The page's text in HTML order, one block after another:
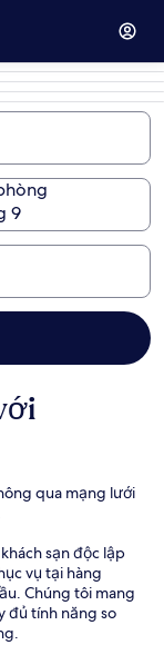
9
qua mạng lưới
sạn độc lập
vụ tại hàng
Chúng tôi mang
đủ tính năng so